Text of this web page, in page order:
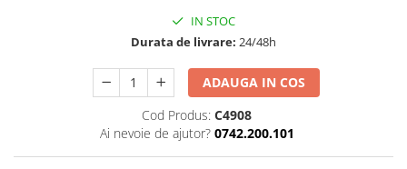
IN STOC
Durata de livrare: 24/48h
ADAUGA IN COS
Cod Produs: C4908
Ai nevoie de ajutor? 0742.200.101